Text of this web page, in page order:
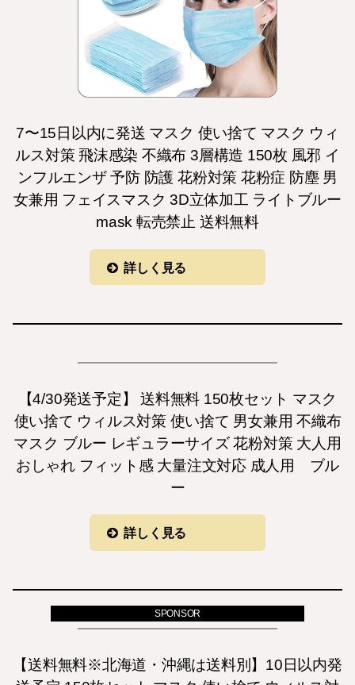
7〜15日以内に発送 マスク 使い捨て マスク ウィ
ルス対策 飛沫感染 不織布 3層構造 150枚 風邪 イ
ンフルエンザ 予防 防護 花粉対策 花粉症 防塵 男
女兼用 フェイスマスク 3D立体加工 ライトブルー
mask 転売禁止 送料無料
詳しく見る
【4/30発送予定】 送料無料 150枚セット マスク
使い捨て ウィルス対策 使い捨て 男女兼用 不織布
マスク ブルー レギュラーサイズ 花粉対策 大人用
おしゃれ フィット感 大量注文対応 成人用 ブル
ー
詳しく見る
【送料無料※北海道・沖縄は送料別】10日以内発
SPONSOR